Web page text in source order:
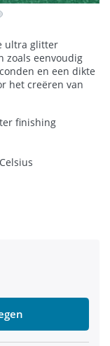
ultra glitter
zoals eenvoudig
en een dikte
het creëren van
finishing